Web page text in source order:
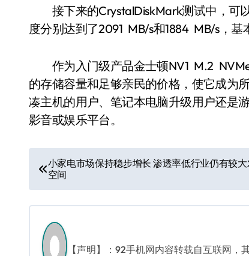
接下来的CrystalDiskMark测试中，可
度分别达到了2091 MB/s和1884 MB/s，基
作为入门级产品金士顿NV1 M.2 NVMe
的存储容量和足够亲民的价格，使它成为
凑主机的用户、笔记本电脑升级用户还是
影音或娱乐平台。
文
章
导
航
小家电市场保持稳步增长 渗透率低行业仍有较大
空间
【声明】：92手机网内容转载自互联网，